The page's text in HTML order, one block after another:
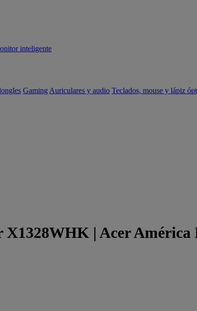
inteligente
Gaming Auriculares y audio Teclados, mouse y lápiz
X1328WHK | Acer